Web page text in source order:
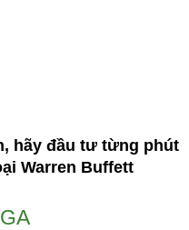
hãy đầu tư từng phút
Warren Buffett